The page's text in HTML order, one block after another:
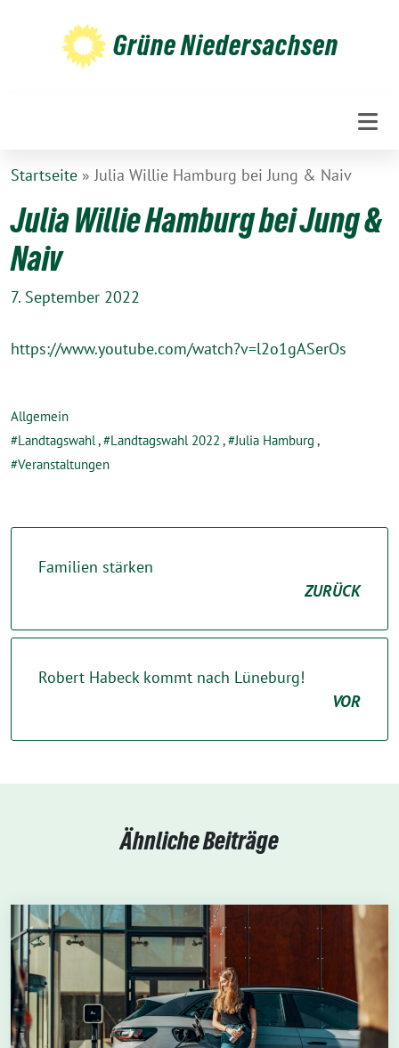
Grüne Niedersachsen
Startseite »Julia Willie Hamburg bei Jung & Naiv
Julia Willie Hamburg bei Jung &
Naiv
7. September 2022
https://www.youtube.com/watch?v=l2o1gASerOs
Allgemein
Landtagswahl, Landtagswahl 2022 , Julia Hamburg ,
Veranstaltungen
Familien stärken
ZURÜCK
Robert Habeck kommt nach Lüneburg!
VOR
Ähnliche Beiträge